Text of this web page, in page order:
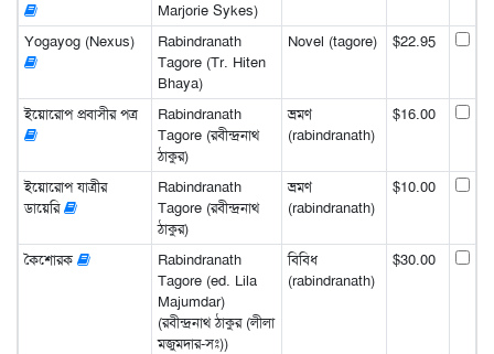
Marjorie Sykes)
Yogayog (Nexus)
Rabindranath
Tagore (Tr. Hiten
Bhaya)
Novel (tagore) $22.95
ইয়োরোপ প্রবাসীর পত্র
Rabindranath
Tagore (রবীন্দ্রনাথ
ঠাকুর)
ভ্রমণ
(rabindranath)
$16.00
ইয়োরোপ যাত্রীর
ডায়েরি
Rabindranath
Tagore (রবীন্দ্রনাথ
ঠাকুর)
ভ্রমণ
(rabindranath)
$10.00
কৈশোরক
Rabindranath
Tagore (ed. Lila
Majumdar)
(রবীন্দ্রনাথ ঠাকুর (লীলা
মজুমদার-সঃ))
বিবিধ
(rabindranath)
$30.00